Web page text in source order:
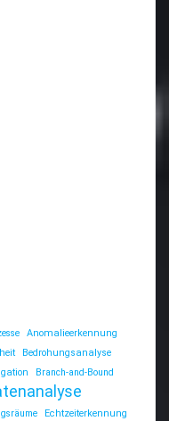
Anomalieerkennung
Bedrohungsanalyse
Branch-and-Bound
Echtzeiterkennung